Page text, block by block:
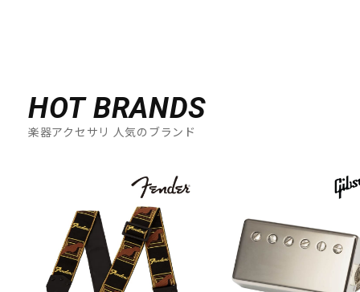
HOT BRANDS
楽器アクセサリ 人気のブランド